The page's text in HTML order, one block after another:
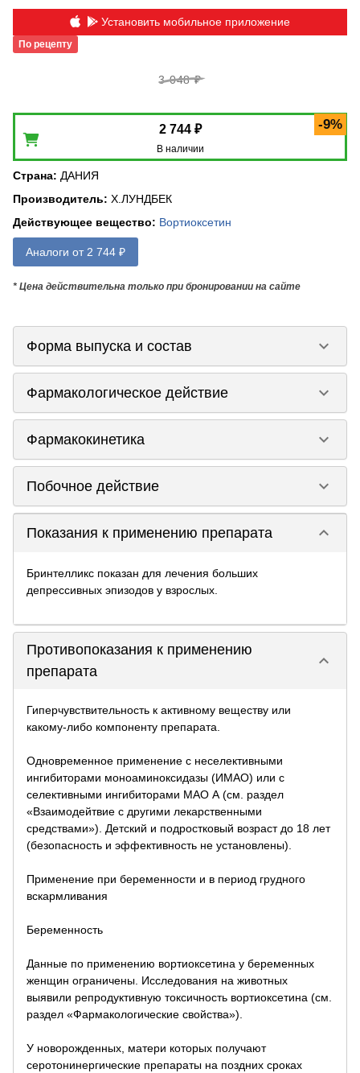
Установить мобильное приложение
По рецепту
3 048 ₽
-9%
2 744 ₽
В наличии
Страна: ДАНИЯ
Производитель: Х.ЛУНДБЕК
Действующее вещество: Вортиоксетин
Аналоги от 2 744 ₽
* Цена действительна только при бронировании на сайте
Форма выпуска и состав keyboard_arrow_down
Фармакологическое действие keyboard_arrow_down
Фармакокинетика keyboard_arrow_down
Побочное действие keyboard_arrow_down
Показания к применению препарата keyboard_arrow_down
Бринтелликс показан для лечения больших
депрессивных эпизодов у взрослых.
Противопоказания к применению
препарата
keyboard_arrow_down
Гиперчувствительность к активному веществу или
какому-либо компоненту препарата.
Одновременное применение с неселективными
ингибиторами моноаминоксидазы (ИМАО) или с
селективными ингибиторами МАО А (см. раздел
«Взаимодейтвие с другими лекарственными
средствами»). Детский и подростковый возраст до 18 лет
(безопасность и эффективность не установлены).
Применение при беременности и в период грудного
вскармливания
Беременность
Данные по применению вортиоксетина у беременных
женщин ограничены. Исследования на животных
выявили репродуктивную токсичность вортиоксетина (см.
раздел «Фармакологические свойства»).
У новорожденных, матери которых получают
серотонинергические препараты на поздних сроках